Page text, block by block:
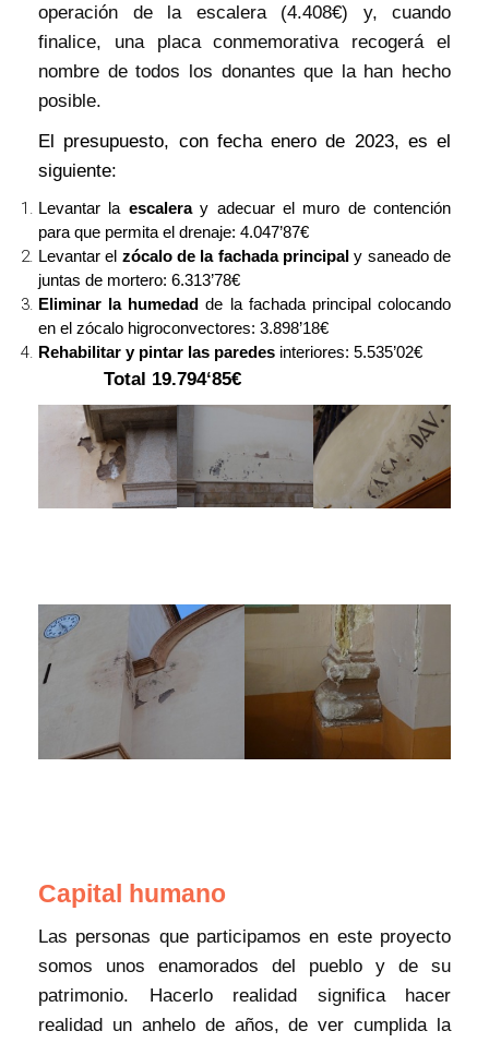
operación de la escalera (4.408€) y, cuando
finalice, una placa conmemorativa recogerá el
nombre de todos los donantes que la han hecho
posible.
El presupuesto, con fecha enero de 2023, es el
siguiente:
Levantar la escaleray adecuar el muro de contención
para que permita el drenaje: 4.047’87€
Levantar el zócalo de la fachada principal y saneado de
juntas de mortero: 6.313’78€
Eliminar la humedad de la fachada principal colocando
en el zócalo higroconvectores: 3.898’18€
Rehabilitar y pintar las paredes interiores: 5.535’02€
Total 19.794‘85€
Capital humano
Las personas que participamos en este proyecto
somos unos enamorados del pueblo y de su
patrimonio. Hacerlo realidad significa hacer
realidad un anhelo de años, de ver cumplida la